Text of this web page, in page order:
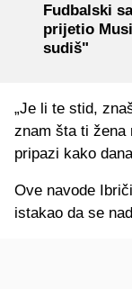
Fudbalski
prijetio
sudiš"
„Je li te stid,
znam šta ti žena
pripazi kako
Ove navode
istakao da se